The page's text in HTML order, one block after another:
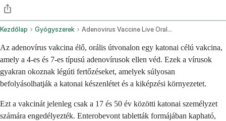
Kezdőlap Gyógyszerek Adenovirus Vaccine Live Oral Route
Az adenovírus vakcina élő, orális útvonalon egy katonai célú vakcina,
amely a 4-es és 7-es típusú adenovírusok ellen véd. Ezek a vírusok
gyakran okoznak légúti fertőzéseket, amelyek súlyosan
befolyásolhatják a katonai készenlétet és a kiképzési környezetet.
Ezt a vakcinát jelenleg csak a 17 és 50 év közötti katonai személyzet
számára engedélyezték. Enterobevont tabletták formájában kapható,